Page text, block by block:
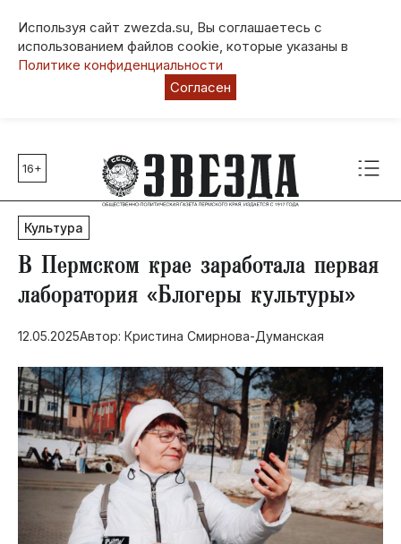
Используя сайт zwezda.su, Вы соглашаетесь с
использованием файлов cookie, которые указаны в
Политике конфиденциальности
Согласен
Главные темы
80 лет Победы
Молодежная столица РФ
СВО
Выборы в Пермском крае
Социальная поддержка
Инфраструктура
Благоустройство
16+
Культура
В Пермском крае заработала первая
лаборатория «Блогеры культуры»
12.05.2025Автор: Кристина Смирнова-Думанская